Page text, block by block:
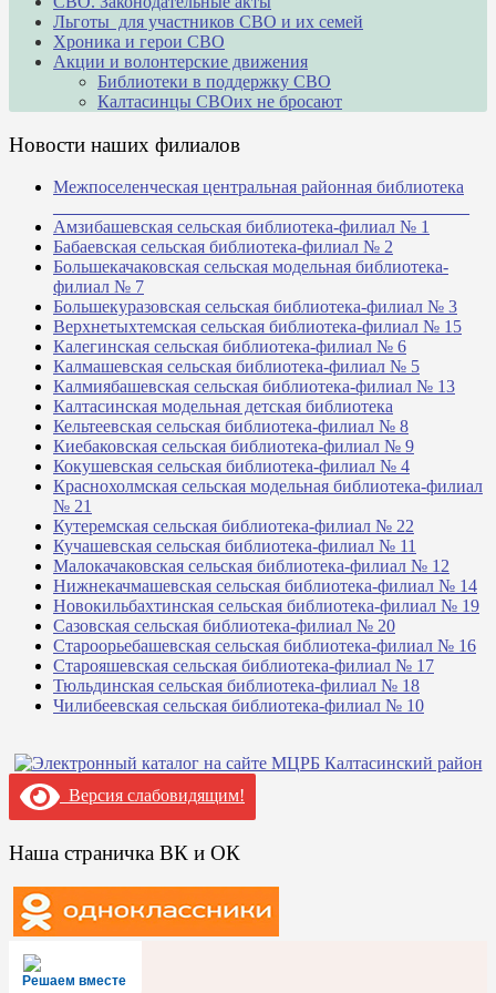
Льготы для участников СВО и их семей
Хроника и герои СВО
Акции и волонтерские движения
Библиотеки в поддержку СВО
Калтасинцы СВОих не бросают
Новости наших филиалов
Межпоселенческая центральная районная библиотека
Амзибашевская сельская библиотека-филиал № 1
Бабаевская сельская библиотека-филиал № 2
Большекачаковская сельская модельная библиотека-
филиал № 7
Большекуразовская сельская библиотека-филиал № 3
Верхнетыхтемская сельская библиотека-филиал № 15
Калегинская сельская библиотека-филиал № 6
Калмашевская сельская библиотека-филиал № 5
Калмиябашевская сельская библиотека-филиал № 13
Калтасинская модельная детская библиотека
Кельтеевская сельская библиотека-филиал № 8
Киебаковская сельская библиотека-филиал № 9
Кокушевская сельская библиотека-филиал № 4
Краснохолмская сельская модельная библиотека-филиал
№ 21
Кутеремская сельская библиотека-филиал № 22
Кучашевская сельская библиотека-филиал № 11
Малокачаковская сельская библиотека-филиал № 12
Нижнекачмашевская сельская библиотека-филиал № 14
Новокильбахтинская сельская библиотека-филиал № 19
Сазовская сельская библиотека-филиал № 20
Староорьебашевская сельская библиотека-филиал № 16
Старояшевская сельская библиотека-филиал № 17
Тюльдинская сельская библиотека-филиал № 18
Чилибеевская сельская библиотека-филиал № 10
Версия слабовидящим!
Наша страничка ВК и ОК
Решаем вместе